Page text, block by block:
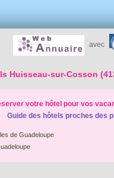
avec
Huisseau-sur-Cosson
votre hôtel pour vos
Guide des hôtels proches des
de Guadeloupe